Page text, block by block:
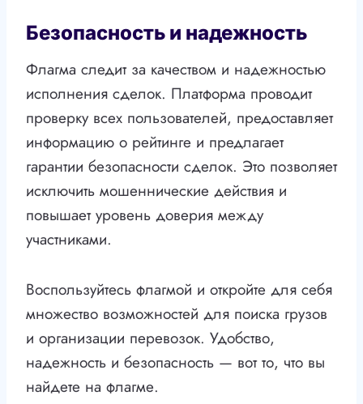
Безопасность и надежность
Флагма следит за качеством и надежностью
исполнения сделок. Платформа проводит
проверку всех пользователей, предоставляет
информацию о рейтинге и предлагает
гарантии безопасности сделок. Это позволяет
исключить мошеннические действия и
повышает уровень доверия между
участниками.
Воспользуйтесь флагмой и откройте для себя
множество возможностей для поиска грузов
и организации перевозок. Удобство,
надежность и безопасность — вот то, что вы
найдете на флагме.